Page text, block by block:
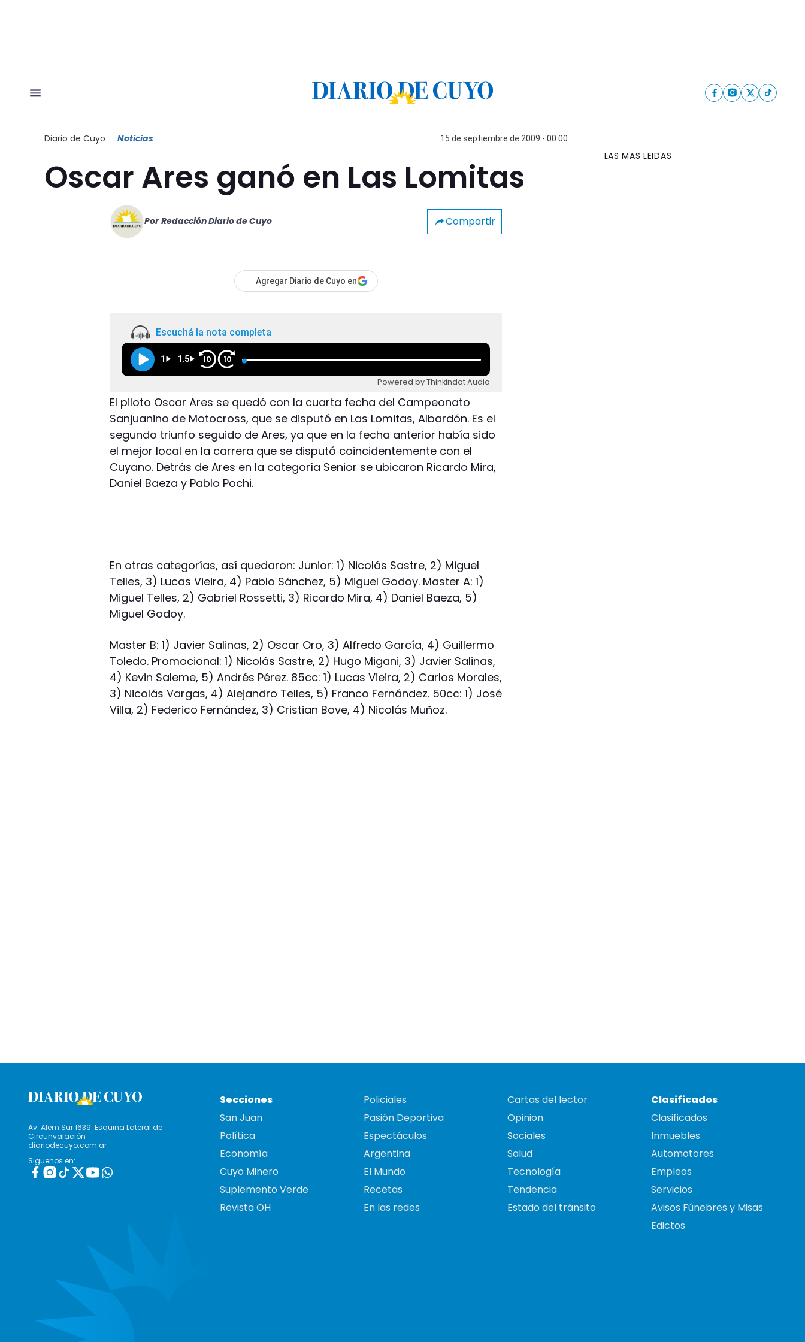
Diario de Cuyo Noticias 15 de septiembre de 2009 - 00:00
Oscar Ares ganó en Las Lomitas
Por Redacción Diario de Cuyo Compartir
Agregar Diario de Cuyo en
Escuchá la nota completa
1 1.5 10 10
Powered by Thinkindot Audio
El piloto Oscar Ares se quedó con la cuarta fecha del Campeonato
Sanjuanino de Motocross, que se disputó en Las Lomitas, Albardón. Es el
segundo triunfo seguido de Ares, ya que en la fecha anterior había sido
el mejor local en la carrera que se disputó coincidentemente con el
Cuyano. Detrás de Ares en la categoría Senior se ubicaron Ricardo Mira,
Daniel Baeza y Pablo Pochi.
En otras categorías, así quedaron: Junior: 1) Nicolás Sastre, 2) Miguel
Telles, 3) Lucas Vieira, 4) Pablo Sánchez, 5) Miguel Godoy. Master A: 1)
Miguel Telles, 2) Gabriel Rossetti, 3) Ricardo Mira, 4) Daniel Baeza, 5)
Miguel Godoy.
Master B: 1) Javier Salinas, 2) Oscar Oro, 3) Alfredo García, 4) Guillermo
Toledo. Promocional: 1) Nicolás Sastre, 2) Hugo Migani, 3) Javier Salinas,
4) Kevin Saleme, 5) Andrés Pérez. 85cc: 1) Lucas Vieira, 2) Carlos Morales,
3) Nicolás Vargas, 4) Alejandro Telles, 5) Franco Fernández. 50cc: 1) José
Villa, 2) Federico Fernández, 3) Cristian Bove, 4) Nicolás Muñoz.
LAS MAS LEIDAS
Av. Alem Sur 1639. Esquina Lateral de
Circunvalación
diariodecuyo.com.ar
Siguenos en:
Secciones
San Juan
Política
Economía
Cuyo Minero
Suplemento Verde
Revista OH
Policiales
Pasión Deportiva
Espectáculos
Argentina
El Mundo
Recetas
En las redes
Cartas del lector
Opinion
Sociales
Salud
Tecnología
Tendencia
Estado del tránsito
Clasificados
Clasificados
Inmuebles
Automotores
Empleos
Servicios
Avisos Fúnebres y Misas
Edictos